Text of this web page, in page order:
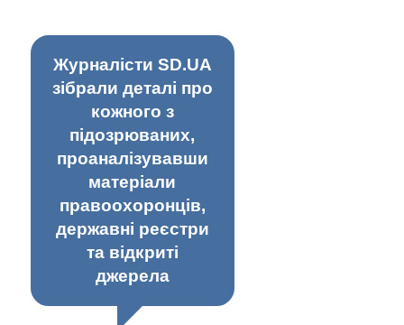
Журналісти SD.UA
зібрали деталі про
кожного з
підозрюваних,
проаналізувавши
матеріали
правоохоронців,
державні реєстри
та відкриті
джерела